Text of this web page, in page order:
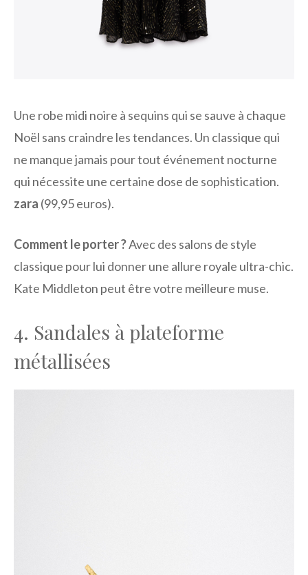
Une robe midi noire à sequins qui se sauve à chaque
Noël sans craindre les tendances. Un classique qui
ne manque jamais pour tout événement nocturne
qui nécessite une certaine dose de sophistication.
zara (99,95 euros).
Comment le porter ?Avec des salons de style
classique pour lui donner une allure royale ultra-chic.
Kate Middleton peut être votre meilleure muse.
4. Sandales à plateforme
métallisées